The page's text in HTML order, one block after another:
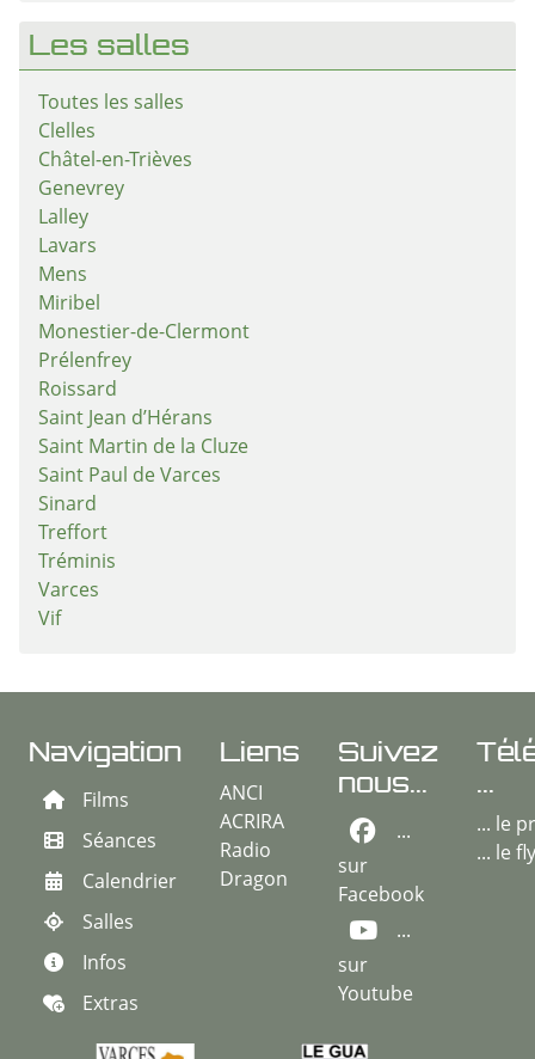
Les salles
Toutes les salles
Clelles
Châtel-en-Trièves
Genevrey
Lalley
Lavars
Mens
Miribel
Monestier-de-Clermont
Prélenfrey
Roissard
Saint Jean d’Hérans
Saint Martin de la Cluze
Saint Paul de Varces
Sinard
Treffort
Tréminis
Varces
Vif
Navigation
Films
Séances
Calendrier
Salles
Infos
Extras
Liens
ANCI
ACRIRA
Radio
Dragon
Suivez
nous...
...
sur
Facebook
...
sur
Youtube
...
... le
... le